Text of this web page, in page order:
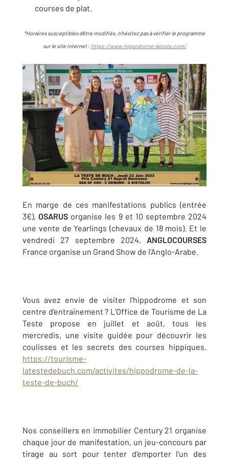
courses de plat.
*Horaires susceptibles d’être modifiés, n’hésitez pas à vérifier le programme
sur le site internet : https://www.hippodrome-lateste.com/
En marge de ces manifestations publics (entrée
3€),OSARUS organise les 9 et 10 septembre 2024
une vente de Yearlings (chevaux de 18 mois). Et le
vendredi 27 septembre 2024, ANGLOCOURSES
France organise un Grand Show de l’Anglo-Arabe.
Vous avez envie de visiter l’hippodrome et son
centre d’entrainement ? L’Office de Tourisme de La
Teste propose en juillet et août, tous les
mercredis, une visite guidée pour découvrir les
coulisses et les secrets des courses hippiques.
https://tourisme-
latestedebuch.com/activites/hippodrome-de-la-
teste-de-buch/
Nos conseillers en immobilier Century 21 organise
chaque jour de manifestation, un jeu-concours par
tirage au sort pour tenter d’emporter l’un des